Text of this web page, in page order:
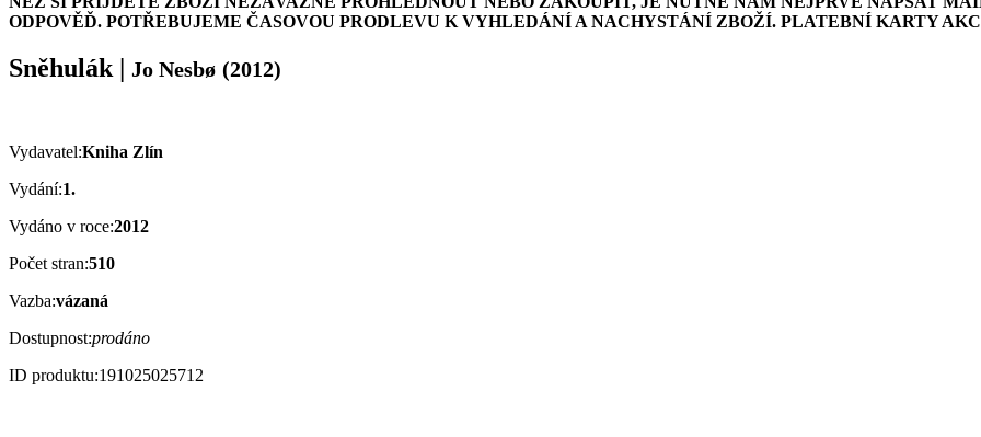
ODPOVĚĎ. POTŘEBUJEME ČASOVOU PRODLEVU K VYHLEDÁNÍ A NACHYSTÁNÍ ZBOŽÍ. PLATEBNÍ KARTY
Sněhulák | Jo Nesbø (2012)
Vydavatel:Kniha Zlín
Vydání:1.
Vydáno v roce:2012
Počet stran:510
Vazba:vázaná
Dostupnost:prodáno
ID produktu:191025025712